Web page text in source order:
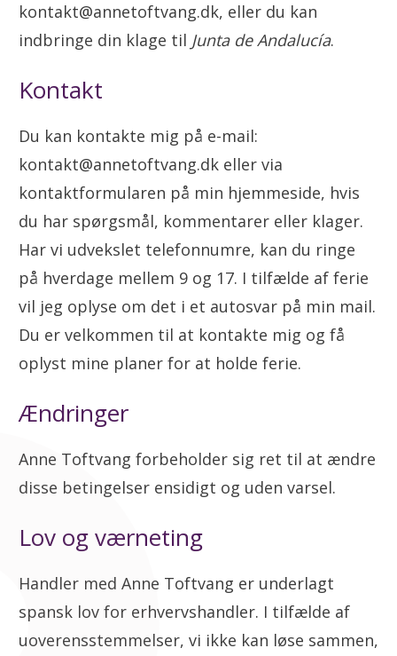
kontakt@annetoftvang.dk, eller du kan
indbringe din klage til Junta de Andalucía.
Kontakt
Du kan kontakte mig på e-mail:
kontakt@annetoftvang.dk eller via
kontaktformularen på min hjemmeside, hvis
du har spørgsmål, kommentarer eller klager.
Har vi udvekslet telefonnumre, kan du ringe
på hverdage mellem 9 og 17. I tilfælde af ferie
vil jeg oplyse om det i et autosvar på min mail.
Du er velkommen til at kontakte mig og få
oplyst mine planer for at holde ferie.
Ændringer
Anne Toftvang forbeholder sig ret til at ændre
disse betingelser ensidigt og uden varsel.
Lov og værneting
Handler med Anne Toftvang er underlagt
spansk lov for erhvervshandler. I tilfælde af
uoverensstemmelser, vi ikke kan løse sammen,